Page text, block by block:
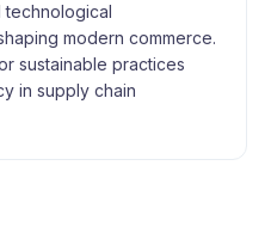
technological
modern commerce.
sustainable practices
in supply chain